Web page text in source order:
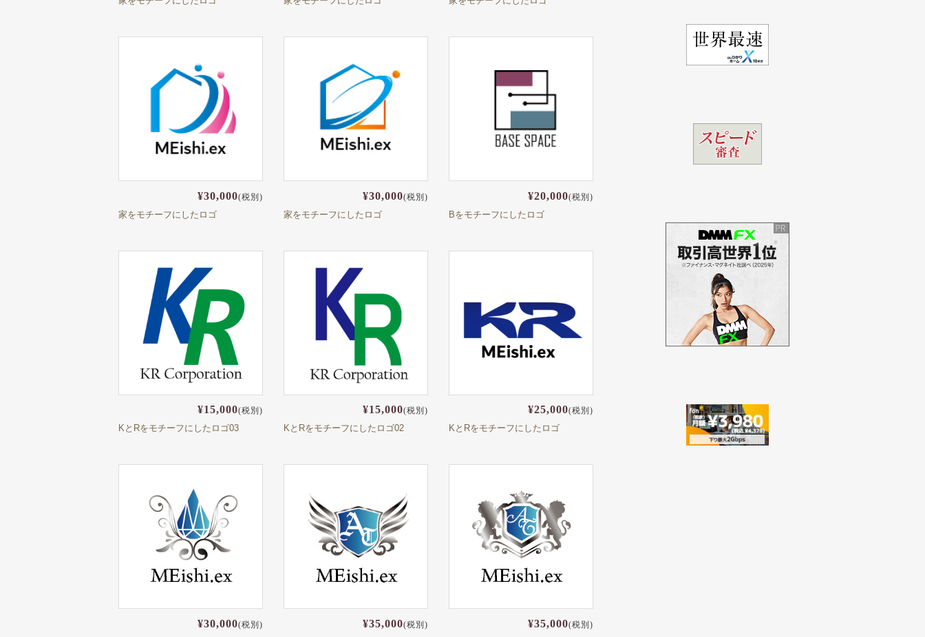
¥30,000(税別)
家をモチーフにしたロゴ
¥30,000(税別)
家をモチーフにしたロゴ
¥20,000(税別)
Bをモチーフにしたロゴ
¥15,000(税別)
KとRをモチーフにしたロゴ03
¥15,000(税別)
KとRをモチーフにしたロゴ02
¥25,000(税別)
KとRをモチーフにしたロゴ
¥30,000(税別) ¥35,000(税別) ¥35,000(税別)